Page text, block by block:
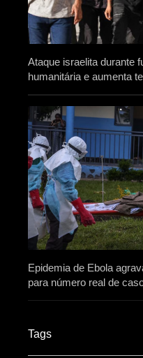
Ataque israelita durante
humanitária e aumenta
Epidemia de Ebola
para número real de
Tags